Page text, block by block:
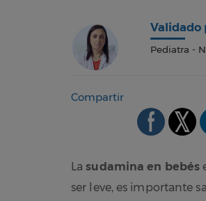
Validado
Pediatra -
Compartir
Lasudamina en bebés
ser leve, es importante